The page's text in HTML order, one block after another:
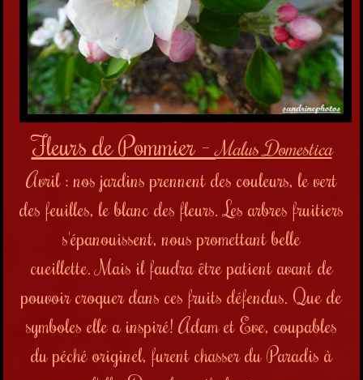
Fleurs de Pommier -Malus Domestica
Avril : nos jardins prennent des couleurs, le vert
des feuilles, le blanc des fleurs. Les arbres fruitiers
s'épanouissent, nous promettant belle
cueillette. Mais il faudra être patient avant de
pouvoir croquer dans ces fruits défendus. Que de
symboles elle a inspiré! Adam et Eve, coupables
du péché originel, furent chasser du Paradis à